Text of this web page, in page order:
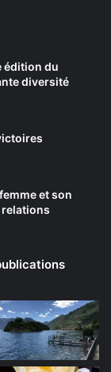
édition du
diversité
et son
relations